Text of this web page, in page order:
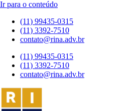
Ir para o conteúdo
(11) 99435-0315
(11) 3392-7510
contato@rina.adv.br
(11) 99435-0315
(11) 3392-7510
contato@rina.adv.br